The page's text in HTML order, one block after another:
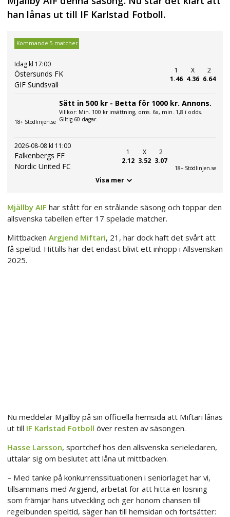
han lånas ut till IF Karlstad Fotboll.
Kommande 5 matcher
Idag kl 17:00
Östersunds FK
GIF Sundsvall
1
1.46
X
4.36
2
6.64
18+ Stödlinjen.se
Sätt in 500 kr - Betta för 1000 kr. Annons.
Villkor: Min. 100 kr insättning, oms. 6x, min. 1,8 i odds.
Giltig 60 dagar.
2026-08-08 kl 11:00
Falkenbergs FF
Nordic United FC
1
2.12
X
3.52
2
3.07
18+ Stödlinjen.se
Visa mer
Mjällby AIF har stått för en strålande säsong och toppar den
allsvenska tabellen efter 17 spelade matcher.
Mittbacken Argjend Miftari, 21, har dock haft det svårt att
få speltid. Hittills har det endast blivit ett inhopp i Allsvenskan
2025.
Nu meddelar Mjällby på sin officiella hemsida att Miftari lånas
ut till IF Karlstad Fotboll över resten av säsongen.
Hasse Larsson, sportchef hos den allsvenska serieledaren,
uttalar sig om beslutet att låna ut mittbacken.
– Med tanke på konkurrenssituationen i seniorlaget har vi,
tillsammans med Argjend, arbetat för att hitta en lösning
som främjar hans utveckling och ger honom chansen till
regelbunden speltid, säger han till hemsidan och fortsätter: